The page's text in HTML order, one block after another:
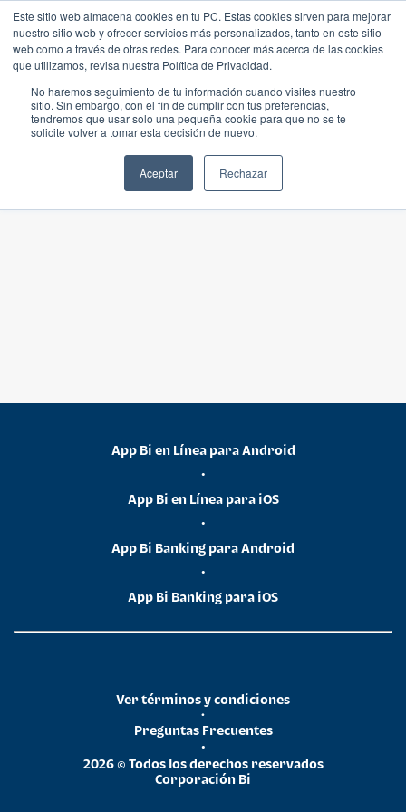
Este sitio web almacena cookies en tu PC. Estas cookies sirven para mejorar
nuestro sitio web y ofrecer servicios más personalizados, tanto en este sitio
web como a través de otras redes. Para conocer más acerca de las cookies
que utilizamos, revisa nuestra Política de Privacidad.
No haremos seguimiento de tu información cuando visites nuestro
sitio. Sin embargo, con el fin de cumplir con tus preferencias,
tendremos que usar solo una pequeña cookie para que no se te
solicite volver a tomar esta decisión de nuevo.
Aceptar Rechazar
App Bi en Línea para Android
•
App Bi en Línea para iOS
•
App Bi Banking para Android
•
App Bi Banking para iOS
2026 © Todos los derechos reservados
Corporación Bi
•
Preguntas Frecuentes
•
Ver términos y condiciones